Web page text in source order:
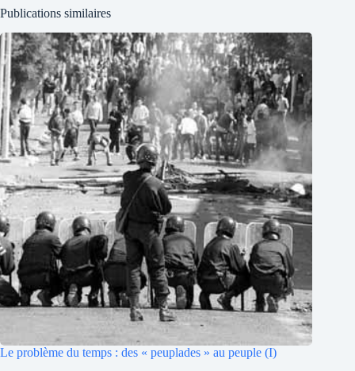
Publications similaires
Le problème du temps : des « peuplades » au peuple (I)